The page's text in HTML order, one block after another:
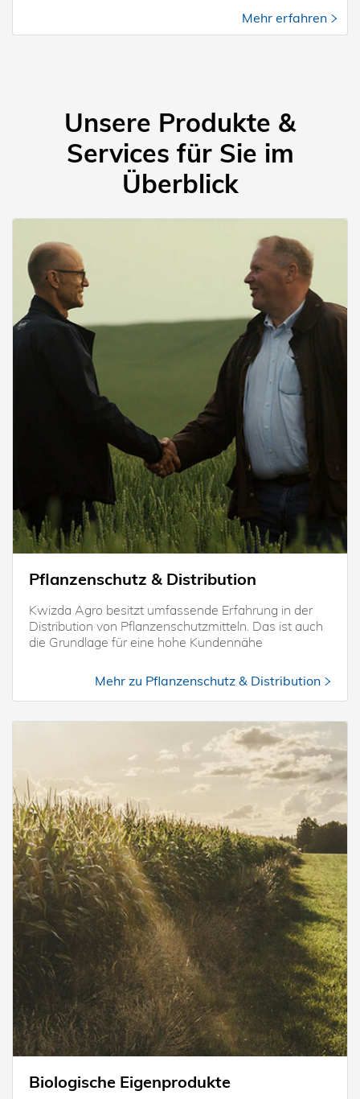
Mehr erfahren
Unsere Produkte &
Services für Sie im
Überblick
Pflanzenschutz & Distribution
Kwizda Agro besitzt umfassende Erfahrung in der
Distribution von Pflanzenschutzmitteln. Das ist auch
die Grundlage für eine hohe Kundennähe
Mehr zu Pflanzenschutz & Distribution
Biologische Eigenprodukte